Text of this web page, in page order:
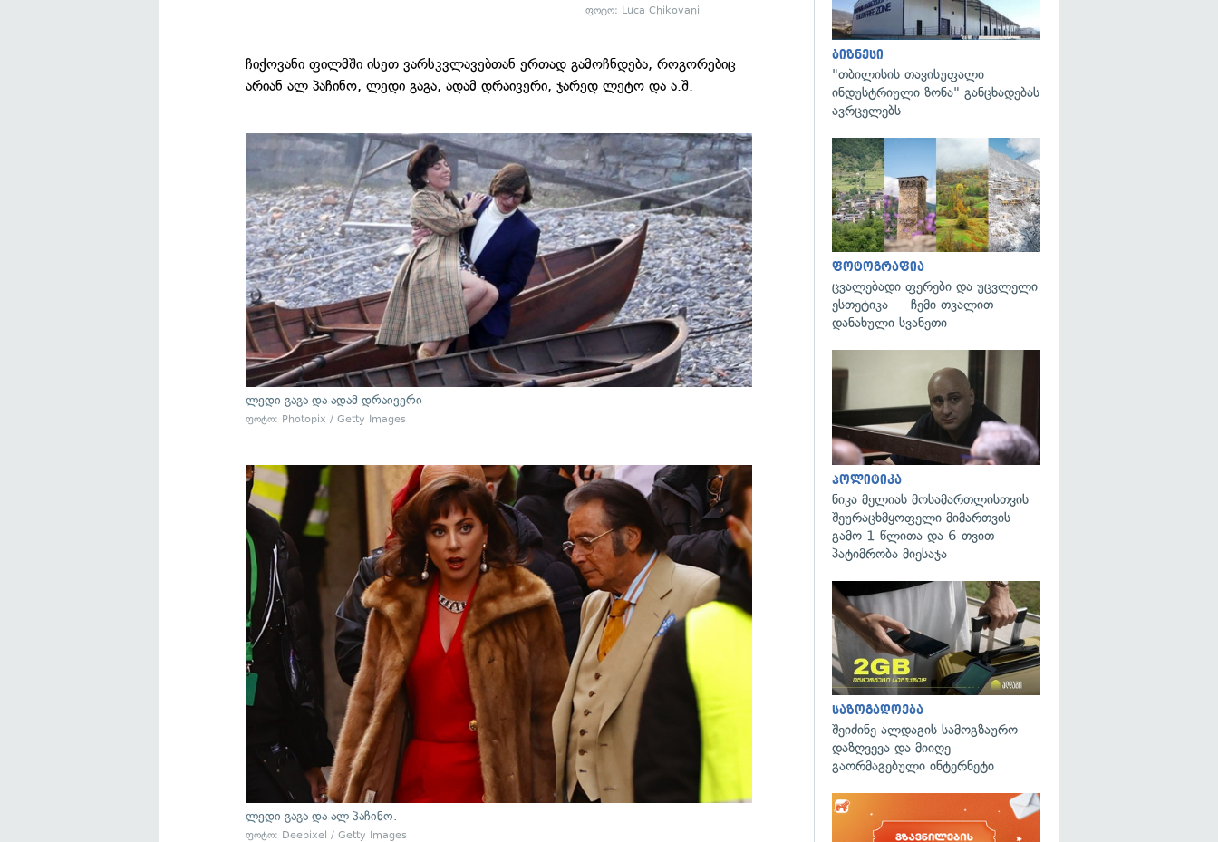
ფოტო: Luca Chikovani
ჩიქოვანი ფილმში ისეთ ვარსკვლავებთან ერთად გამოჩნდება, როგორებიც
არიან ალ პაჩინო, ლედი გაგა, ადამ დრაივერი, ჯარედ ლეტო და ა.შ.
ლედი გაგა და ადამ დრაივერი
ფოტო: Photopix / Getty Images
ლედი გაგა და ალ პაჩინო.
ფოტო: Deepixel / Getty Images
ბიზნესი
"თბილისის თავისუფალი
ინდუსტრიული ზონა" განცხადებას
ავრცელებს
ფოტოგრაფია
ცვალებადი ფერები და უცვლელი
ესთეტიკა — ჩემი თვალით
დანახული სვანეთი
პოლიტიკა
ნიკა მელიას მოსამართლისთვის
შეურაცხმყოფელი მიმართვის
გამო 1 წლითა და 6 თვით
პატიმრობა მიესაჯა
საზოგადოება
შეიძინე ალდაგის სამოგზაურო
დაზღვევა და მიიღე
გაორმაგებული ინტერნეტი